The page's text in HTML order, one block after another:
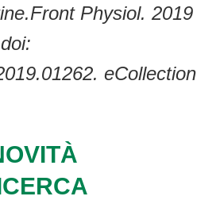
Physiol. 2019
eCollection